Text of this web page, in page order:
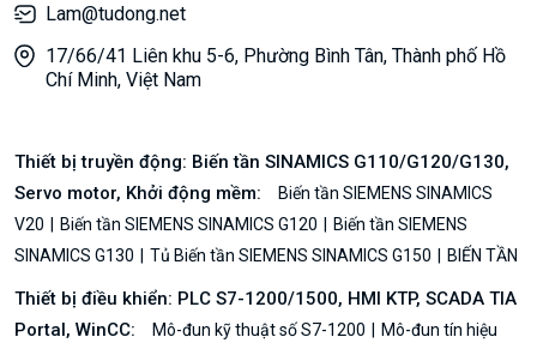
Lam@tudong.net
17/66/41 Liên khu 5-6, Phường Bình Tân, Thành phố Hồ
Chí Minh, Việt Nam
Thiết bị truyền động: Biến tần SINAMICS G110/G120/G130,
Servo motor, Khởi động mềm:
Biến tần SIEMENS SINAMICS
V20
Biến tần SIEMENS SINAMICS G120
Biến tần SIEMENS
SINAMICS G130
Tủ Biến tần SIEMENS SINAMICS G150 BIẾN TẦN
Thiết bị điều khiển: PLC S7-1200/1500, HMI KTP, SCADA TIA
Portal, WinCC:
Mô-đun kỹ thuật số S7-1200
Mô-đun tín hiệu